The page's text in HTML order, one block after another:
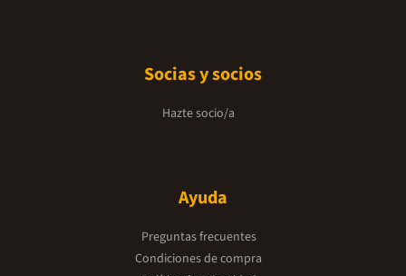
Socias y socios
Hazte socio/a
Ayuda
Preguntas frecuentes
Condiciones de compra